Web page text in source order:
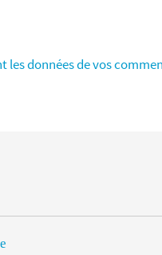
les données de vos